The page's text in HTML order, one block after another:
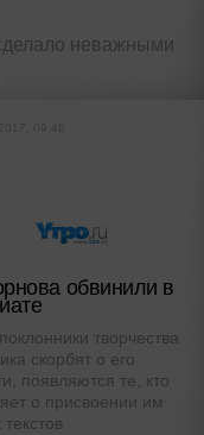
неважными
обвинили в
творчества
скорбят о его
появляются те, кто
о присвоении им